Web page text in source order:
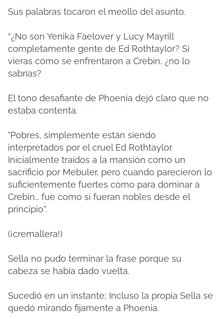
Sus palabras tocaron el meollo del asunto.
“¿No son Yenika Faelover y Lucy Mayrill
completamente gente de Ed Rothtaylor? Si
vieras cómo se enfrentaron a Crebin, ¿no lo
sabrías?
El tono desafiante de Phoenia dejó claro que no
estaba contenta.
"Pobres, simplemente están siendo
interpretados por el cruel Ed Rothtaylor.
Inicialmente traídos a la mansión como un
sacrificio por Mebuler, pero cuando parecieron lo
suficientemente fuertes como para dominar a
Crebin… fue como si fueran nobles desde el
principio”.
(¡cremallera!)
Sella no pudo terminar la frase porque su
cabeza se había dado vuelta.
Sucedió en un instante; Incluso la propia Sella se
quedó mirando fijamente a Phoenia.